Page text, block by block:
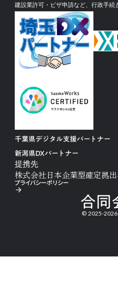
建設業許可・ビザ申請など、行政手
千葉県デジタル支援パートナー
新潟県DXパートナー
提携先
株式会社日本企業型確定拠
合
© 2025-2026
プライバシーポリシー
arrow_forward